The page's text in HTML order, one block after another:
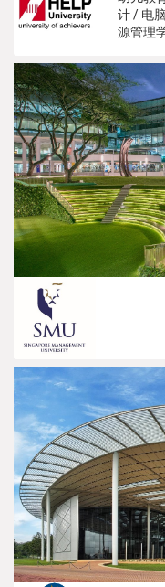
计 / 电
源管理